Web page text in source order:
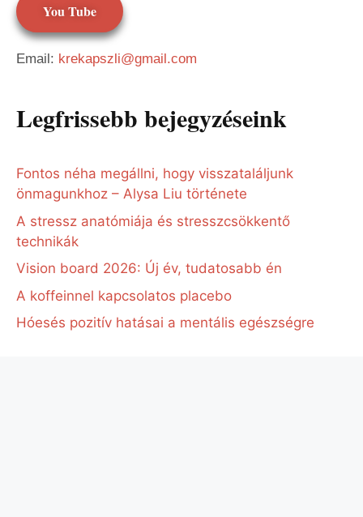
You Tube
Email: krekapszli@gmail.com
Legfrissebb bejegyzéseink
Fontos néha megállni, hogy visszataláljunk
önmagunkhoz – Alysa Liu története
A stressz anatómiája és stresszcsökkentő
technikák
Vision board 2026: Új év, tudatosabb én
A koffeinnel kapcsolatos placebo
Hóesés pozitív hatásai a mentális egészségre